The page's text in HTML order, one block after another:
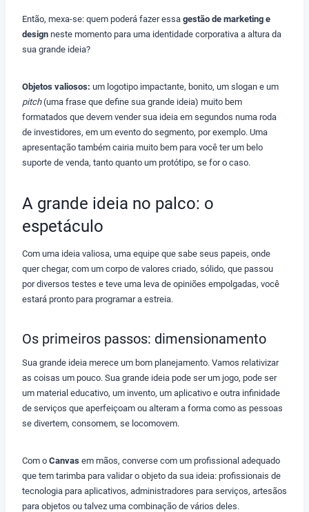
Então, mexa-se: quem poderá fazer essa gestão de marketing e
design neste momento para uma identidade corporativa a altura da
sua grande ideia?
Objetos valiosos: um logotipo impactante, bonito, um slogan e um
pitch(uma frase que define sua grande ideia) muito bem
formatados que devem vender sua ideia em segundos numa roda
de investidores, em um evento do segmento, por exemplo. Uma
apresentação também cairia muito bem para você ter um belo
suporte de venda, tanto quanto um protótipo, se for o caso.
A grande ideia no palco: o
espetáculo
Com uma ideia valiosa, uma equipe que sabe seus papeis, onde
quer chegar, com um corpo de valores criado, sólido, que passou
por diversos testes e teve uma leva de opiniões empolgadas, você
estará pronto para programar a estreia.
Os primeiros passos: dimensionamento
Sua grande ideia merece um bom planejamento. Vamos relativizar
as coisas um pouco. Sua grande ideia pode ser um jogo, pode ser
um material educativo, um invento, um aplicativo e outra infinidade
de serviços que aperfeiçoam ou alteram a forma como as pessoas
se divertem, consomem, se locomovem.
Com o Canvas em mãos, converse com um profissional adequado
que tem tarimba para validar o objeto da sua ideia: profissionais de
tecnologia para aplicativos, administradores para serviços, artesãos
para objetos ou talvez uma combinação de vários deles.